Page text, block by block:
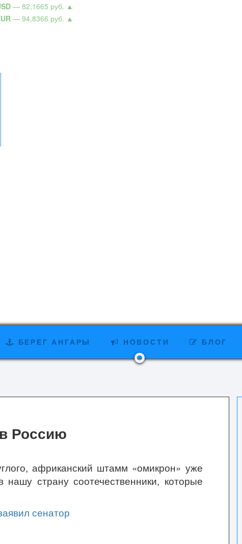
— 82,1665 руб. ▲
— 94,8366 руб. ▲
БЕРЕГ АНГАРЫ НОВОСТИ БЛОГ
Россию
африканский штамм «омикрон» уже
страну соотечественники, которые